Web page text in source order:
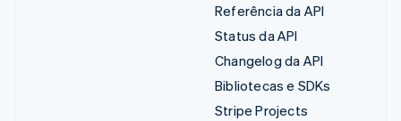
Referência da API
Status da API
Changelog da API
Bibliotecas e SDKs
Stripe Projects